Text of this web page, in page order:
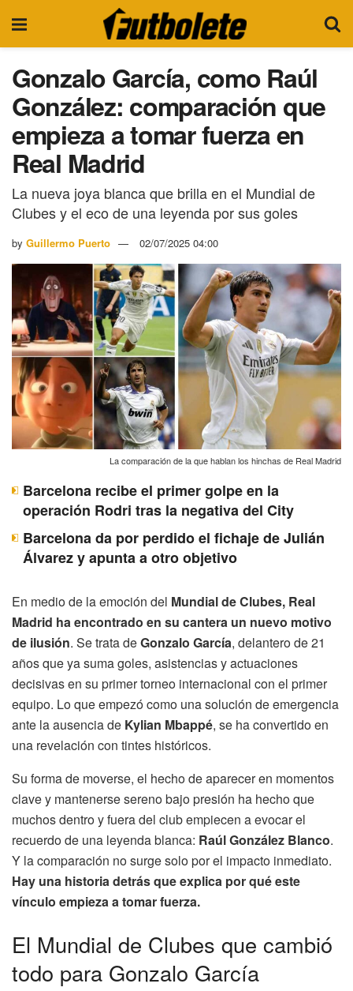
Gonzalo García, como Raúl
González: comparación que
empieza a tomar fuerza en
Real Madrid
La nueva joya blanca que brilla en el Mundial de
Clubes y el eco de una leyenda por sus goles
by Guillermo Puerto 02/07/2025 04:00
La comparación de la que hablan los hinchas de Real Madrid
Barcelona recibe el primer golpe en la
operación Rodri tras la negativa del City
Barcelona da por perdido el fichaje de Julián
Álvarez y apunta a otro objetivo
En medio de la emoción del Mundial de Clubes, Real
Madrid ha encontrado en su cantera un nuevo motivo
de ilusión. Se trata deGonzalo García, delantero de 21
años que ya suma goles, asistencias y actuaciones
decisivas en su primer torneo internacional con el primer
equipo. Lo que empezó como una solución de emergencia
ante la ausencia de Kylian Mbappé, se ha convertido en
una revelación con tintes históricos.
Su forma de moverse, el hecho de aparecer en momentos
clave y mantenerse sereno bajo presión ha hecho que
muchos dentro y fuera del club empiecen a evocar el
recuerdo de una leyenda blanca: Raúl González Blanco.
Y la comparación no surge solo por el impacto inmediato.
Hay una historia detrás que explica por qué este
vínculo empieza a tomar fuerza.
El Mundial de Clubes que cambió
todo para Gonzalo García